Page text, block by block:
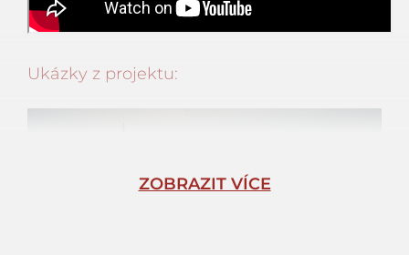
Ukázky z projektu:
ZOBRAZIT VÍCE